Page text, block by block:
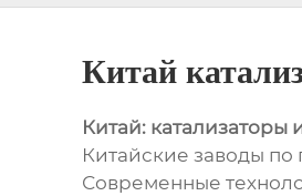
Китай
Китай: катализаторы
Китайские заводы
Современные